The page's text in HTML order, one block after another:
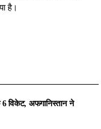
है।
विकेट, अफगानिस्तान ने